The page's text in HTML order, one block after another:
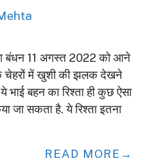
बंधन 11 अगस्त 2022 को आने
चेहरों में खुशी की झलक देखने
भाई बहन का रिश्ता ही कुछ ऐसा
जा सकता है. ये रिश्ता इतना
READ MORE